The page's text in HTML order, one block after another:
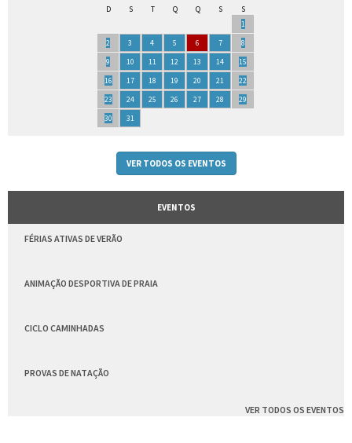
D S T Q Q S
S
1
2
3 4 5 6 7
8
9
10 11 12 13 14
15
16
17 18 19 20 21
22
23
24 25 26 27 28
29
30
31
VER TODOS OS EVENTOS
EVENTOS
FÉRIAS ATIVAS DE VERÃO
ANIMAÇÃO DESPORTIVA DE PRAIA
CICLO CAMINHADAS
PROVAS DE NATAÇÃO
VER TODOS OS EVENTOS